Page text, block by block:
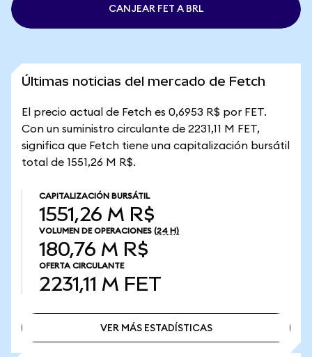
CANJEAR FET A BRL
Últimas noticias del mercado de Fetch
El precio actual de Fetch es 0,6953 R$ por FET.
Con un suministro circulante de 2231,11 M FET,
significa que Fetch tiene una capitalización bursátil
total de 1551,26 M R$.
CAPITALIZACIÓN BURSÁTIL
1551,26 M R$
VOLUMEN DE OPERACIONES (24 H)
180,76 M R$
OFERTA CIRCULANTE
2231,11 M FET
VER MÁS ESTADÍSTICAS